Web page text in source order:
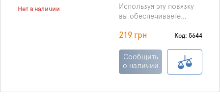
Нет в наличии
Используя эту повязку
вы обеспечиваете
раневой поверхности,
процессы заживления,
и тем самым
способствуя
очищению раны.
219 грн Код: 5644
Сообщить
о наличии